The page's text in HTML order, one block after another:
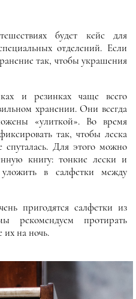
будет кейс для
отделений. Если
так, чтобы украшения
и резинках чаще всего
хранении. Они всегда
«улиткой». Во время
так, чтобы леска
спуталась. Для этого можно
книгу: тонкие лески и
в салфетки между
пригодятся салфетки из
рекомендуем протирать
их на ночь.